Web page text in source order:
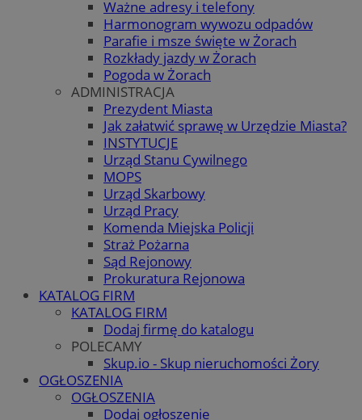
Ważne adresy i telefony
Harmonogram wywozu odpadów
Parafie i msze święte w Żorach
Rozkłady jazdy w Żorach
Pogoda w Żorach
ADMINISTRACJA
Prezydent Miasta
Jak załatwić sprawę w Urzędzie Miasta?
INSTYTUCJE
Urząd Stanu Cywilnego
MOPS
Urząd Skarbowy
Urząd Pracy
Komenda Miejska Policji
Straż Pożarna
Sąd Rejonowy
Prokuratura Rejonowa
KATALOG FIRM
KATALOG FIRM
Dodaj firmę do katalogu
POLECAMY
Skup.io - Skup nieruchomości Żory
OGŁOSZENIA
OGŁOSZENIA
Dodaj ogłoszenie